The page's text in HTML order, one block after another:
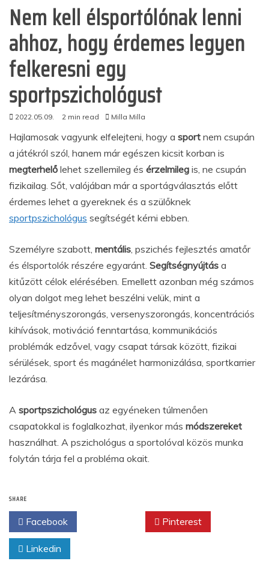
Nem kell élsportólónak lenni
ahhoz, hogy érdemes legyen
felkeresni egy
sportpszichológust
2022.05.09. 2 min read Milla Milla
Hajlamosak vagyunk elfelejteni, hogy a sport nem csupán
a játékról szól, hanem már egészen kicsit korban is
megterhelő lehet szellemileg és érzelmileg is, ne csupán
fizikailag. Sőt, valójában már a sportágválasztás előtt
érdemes lehet a gyereknek és a szülőknek
sportpszichológus segítségét kérni ebben.
Személyre szabott, mentális, pszichés fejlesztés amatőr
és élsportolók részére egyaránt. Segítségnyújtás a
kitűzött célok elérésében. Emellett azonban még számos
olyan dolgot meg lehet beszélni velük, mint a
teljesítményszorongás, versenyszorongás, koncentrációs
kihívások, motiváció fenntartása, kommunikációs
problémák edzővel, vagy csapat társak között, fizikai
sérülések, sport és magánélet harmonizálása, sportkarrier
lezárása.
A sportpszichológus az egyéneken túlmenően
csapatokkal is foglalkozhat, ilyenkor más módszereket
használhat. A pszichológus a sportolóval közös munka
folytán tárja fel a probléma okait.
SHARE
Facebook Pinterest
Linkedin